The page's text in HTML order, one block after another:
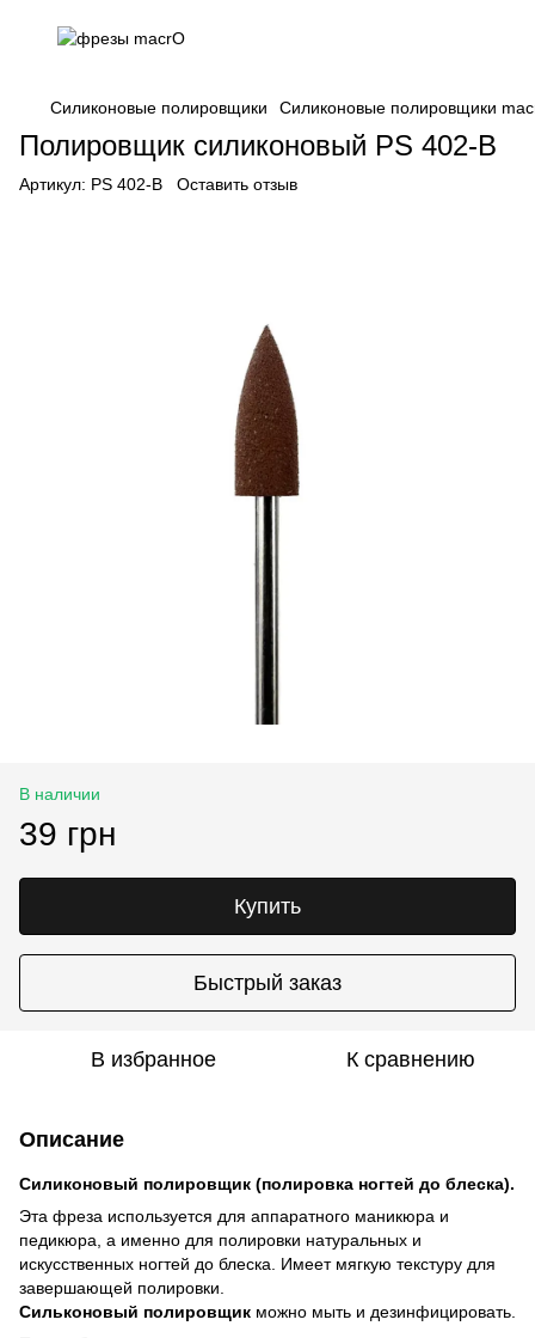
Силиконовые полировщики Силиконовые полировщики
Полировщик силиконовый PS 402-B
Артикул: PS 402-B Оставить отзыв
В наличии
39 грн
Купить
Быстрый заказ
В избранное К сравнению
Описание
Силиконовый полировщик (полировка ногтей до блеска).
Эта фреза используется для аппаратного маникюра и
педикюра, а именно для полировки натуральных и
искусственных ногтей до блеска. Имеет мягкую текстуру для
завершающей полировки.
Сильконовый полировщик можно мыть и дезинфицировать.